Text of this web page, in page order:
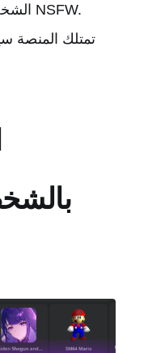
تمتلك المنصة